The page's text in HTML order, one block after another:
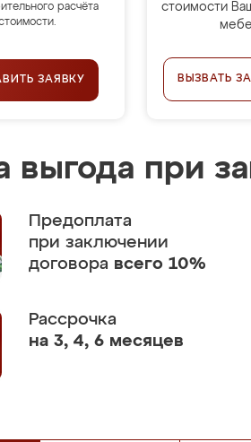
расчёта
ЗАЯВКУ
стоимости
ВЫЗВАТЬ
выгода при
Предоплата
при заключении
договора всего 10%
Рассрочка
на 3, 4, 6 месяцев